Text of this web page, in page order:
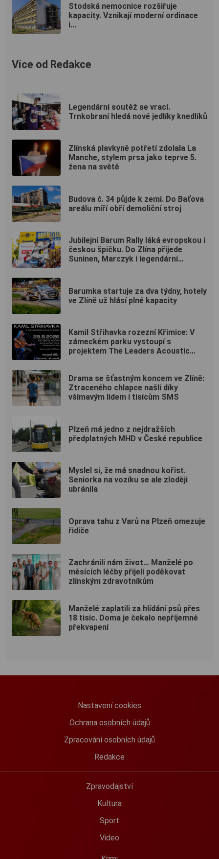
Stodská nemocnice rozšiřuje
kapacity. Vznikají moderní ordinace
i...
Více od Redakce
Legendární soutěž se vrací.
Trnkobraní hledá nové jedlíky knedlíků
Zlínská plavkyně potřetí zdolala La
Manche, stylem prsa jako teprve 5.
žena na světě
Budova č. 34 půjde k zemi. Do Baťova
areálu míří obří demoliční stroj
Jubilejní Barum Rally láká evropskou i
českou špičku. Do Zlína přijede
Suninen, Marczyk i legendární
Barumka startuje za dva týdny, hotely
ve Zlíně už hlásí plné kapacity
Kamil Střihavka rozezní Křimice: V
zámeckém parku vystoupí s
projektem The Leaders Acoustic
Drama se šťastným koncem ve Zlíně:
Ztraceného chlapce našli díky
všímavým lidem i tisícům SMS
Plzeň má jedno z nejdražších
předplatných MHD v České republice
Myslel si, že má snadnou kořist.
Seniorka na vozíku se ale zloději
ubránila
Oprava tahu z Varů na Plzeň omezuje
řidiče
Zachránili nám život… Manželé po
měsících léčby přijeli poděkovat
zlínským zdravotníkům
Manželé zaplatili za hlídání psů přes
18 tisíc. Doma je čekalo nepříjemné
překvapení
Nastavení cookies
Ochrana osobních údajů
Zpracování osobních údajů
Redakce
Zpravodajství
Kultura
Sport
Video